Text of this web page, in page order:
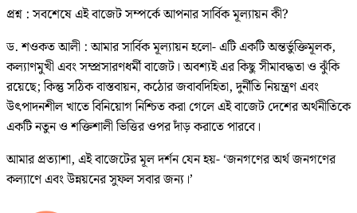
প্রশ্ন : সবশেষে এই বাজেট সম্পর্কে আপনার সার্বিক মূল্যায়ন কী?
ড. শওকত আলী : আমার সার্বিক মূল্যায়ন হলো- এটি একটি অন্তর্ভুক্তিমূলক,
কল্যাণমুখী এবং সম্প্রসারণধর্মী বাজেট। অবশ্যই এর কিছু সীমাবদ্ধতা ও ঝুঁকি
রয়েছে; কিন্তু সঠিক বাস্তবায়ন, কঠোর জবাবদিহিতা, দুর্নীতি নিয়ন্ত্রণ এবং
উৎপাদনশীল খাতে বিনিয়োগ নিশ্চিত করা গেলে এই বাজেট দেশের অর্থনীতিকে
একটি নতুন ও শক্তিশালী ভিত্তির ওপর দাঁড় করাতে পারবে।
আমার প্রত্যাশা, এই বাজেটের মূল দর্শন যেন হয়- ‘জনগণের অর্থ জনগণের
কল্যাণে এবং উন্নয়নের সুফল সবার জন্য।’